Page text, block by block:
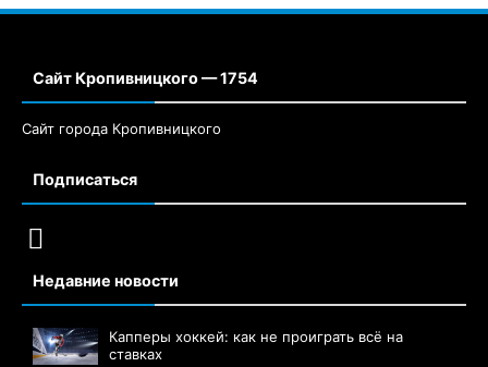
Сайт Кропивницкого — 1754
Сайт города Кропивницкого
Подписаться
Недавние новости
Капперы хоккей: как не проиграть всё на
ставках